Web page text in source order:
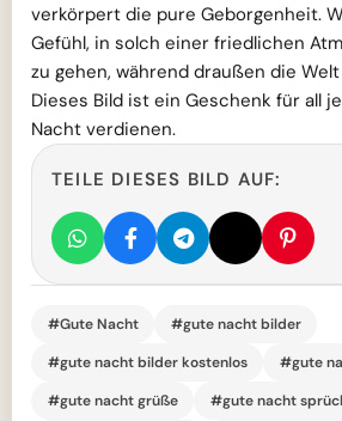
verkörpert die pure Geborgenheit.
Gefühl, in solch einer friedlichen
zu gehen, während draußen die
Dieses Bild ist ein Geschenk für all
Nacht verdienen.
TEILE DIESES BILD AUF:
#Gute Nacht
#gute nacht bilder
#gute nacht bilder kostenlos
#gute
#gute nacht grüße
#gute nacht